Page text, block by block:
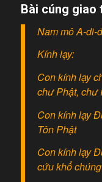
Bài cúng giao
Nam mô A-di-
Kính lạy:
Con kính lạy
chư Phật, chư
Con kính lạy
Tôn Phật
Con kính lạy
cứu khổ